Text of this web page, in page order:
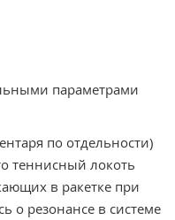
параметрами
по отдельности)
теннисный локоть
в ракетке при
о резонансе в системе